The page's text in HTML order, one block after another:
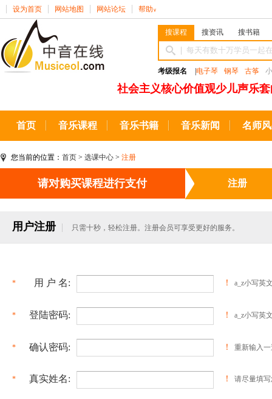
设为首页 网站地图 网站论坛 帮助 ∨
搜课程 搜资讯 搜书籍
考级报名 电子琴 钢琴 古筝
社会主义核心价值观少儿声乐
首页 音乐课程 音乐书籍 音乐新闻 名师
您当前的位置： 首页 > 选课中心 > 注册
请对购买课程进行支付 注册
用户注册 只需十秒，轻松注册。注册会员可享受更好的服务。
* 用 户 名: ！ a_z小写英
* 登陆密码: ！ a_z小写英
* 确认密码: ！ 重新输入
* 真实姓名: ！ 请尽量填